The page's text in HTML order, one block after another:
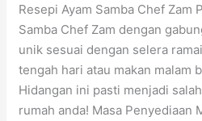
Resepi Ayam Samba Chef Zam
Samba Chef Zam dengan
unik sesuai dengan selera
tengah hari atau makan malam
Hidangan ini pasti menjadi
rumah anda! Masa Penyediaan